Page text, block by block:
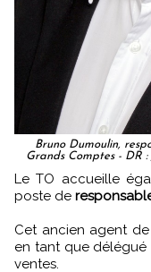
Bruno Dumoulin,
Grands Comptes - DR :
Le TO accueille
poste de
Cet ancien agent de
en tant que
ventes.